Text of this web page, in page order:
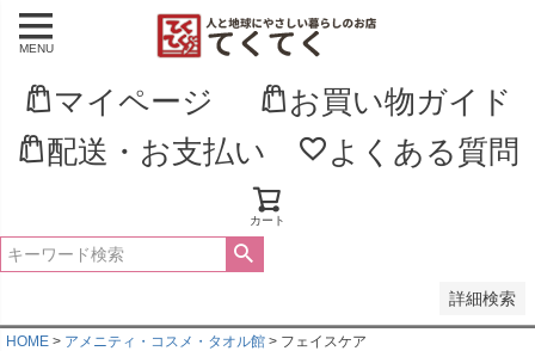
MENU
マイページ
お買い物ガイド
配送・お支払い
よくある質問
カート
詳細検索
新着順
登録順
価格が高い順
優先度順
HOME アメニティ・コスメ・タオル館 フェイスケア